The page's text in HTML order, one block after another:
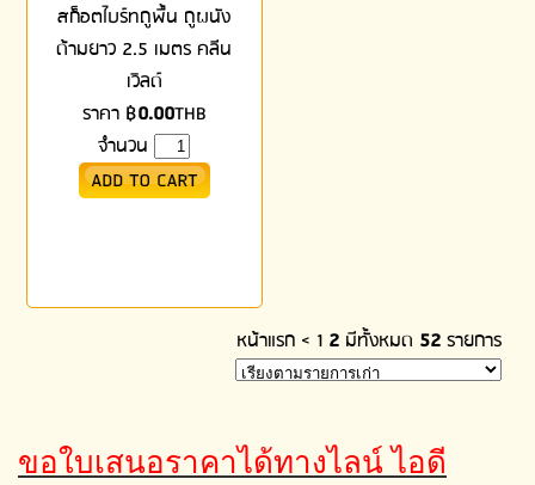
สก็อตไบร์ทถูพื้น ถูผนัง
ด้ามยาว 2.5 เมตร คลีน
เวิลด์
ราคา ฿0.00THB
จำนวน
หน้าแรก < 1 2 มีทั้งหมด 52รายการ
ขอใบเสนอราคาได้ทางไลน์ ไอดี